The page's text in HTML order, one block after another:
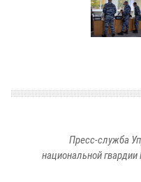
Пресс-служба
национальной